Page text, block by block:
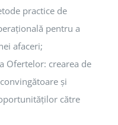
practice de
pentru a
afaceri;
Ofertelor: crearea de
și
către